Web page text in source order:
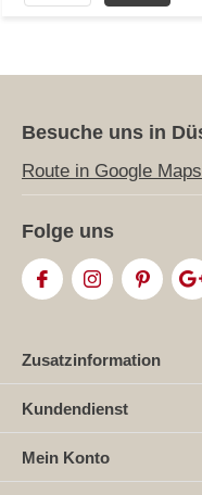
Besuche uns in
Route in Google Maps
Folge uns
Zusatzinformation
Kundendienst
Mein Konto